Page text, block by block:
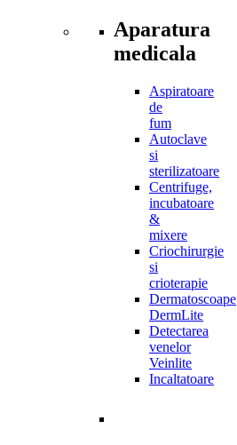
Aparatura
medicala
Aspiratoare
de
fum
Autoclave
si
sterilizatoare
Centrifuge,
incubatoare
&
mixere
Criochirurgie
si
crioterapie
Dermatoscoape
DermLite
Detectarea
venelor
Veinlite
Incaltatoare